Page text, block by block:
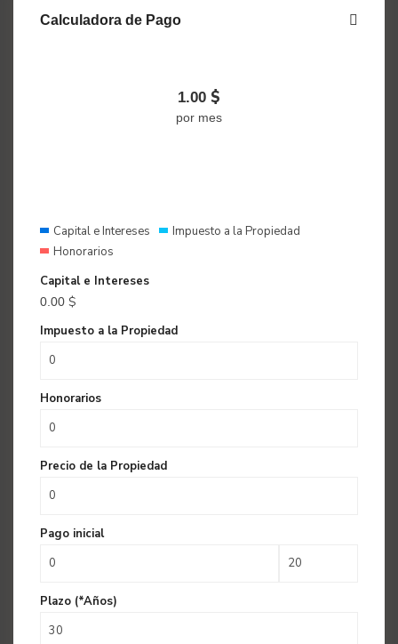
Calculadora de Pago
1.00 $
por mes
Capital e Intereses
Impuesto a la Propiedad
Honorarios
Capital e Intereses
0.00 $
Impuesto a la Propiedad
Honorarios
Precio de la Propiedad
Pago inicial
Plazo (*Años)